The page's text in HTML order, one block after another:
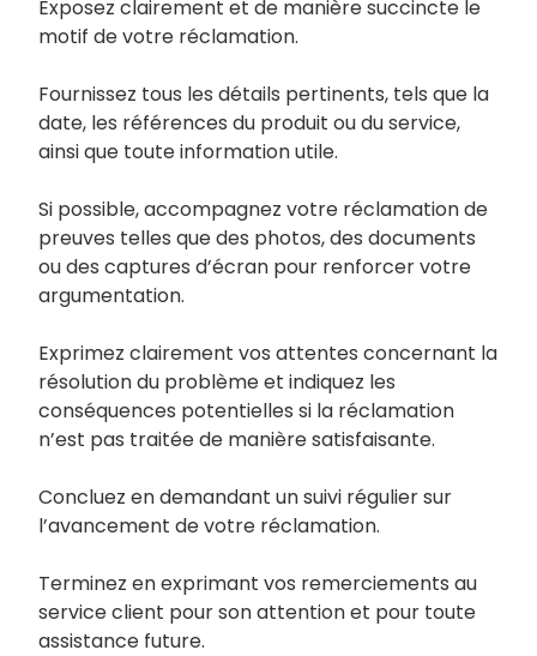
Exposez clairement et de manière succincte le
motif de votre réclamation.
Fournissez tous les détails pertinents, tels que la
date, les références du produit ou du service,
ainsi que toute information utile.
Si possible, accompagnez votre réclamation de
preuves telles que des photos, des documents
ou des captures d’écran pour renforcer votre
argumentation.
Exprimez clairement vos attentes concernant la
résolution du problème et indiquez les
conséquences potentielles si la réclamation
n’est pas traitée de manière satisfaisante.
Concluez en demandant un suivi régulier sur
l’avancement de votre réclamation.
Terminez en exprimant vos remerciements au
service client pour son attention et pour toute
assistance future.